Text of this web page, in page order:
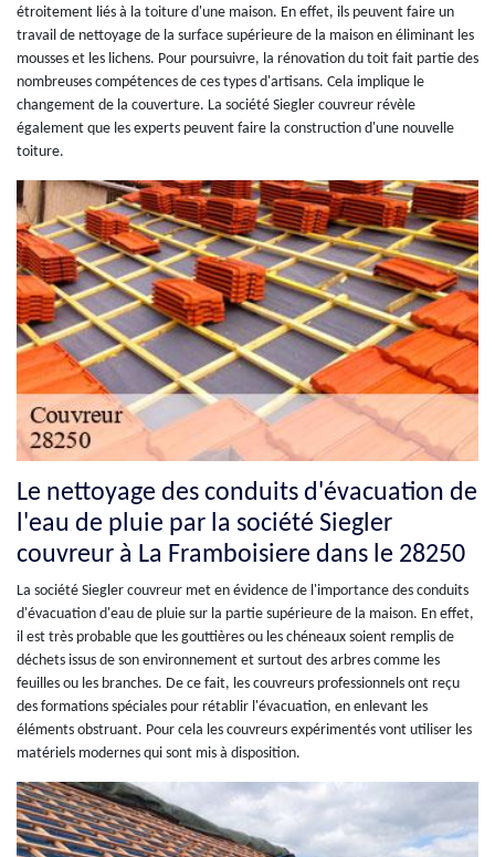
étroitement liés à la toiture d'une maison. En effet, ils peuvent faire un
travail de nettoyage de la surface supérieure de la maison en éliminant les
mousses et les lichens. Pour poursuivre, la rénovation du toit fait partie des
nombreuses compétences de ces types d'artisans. Cela implique le
changement de la couverture. La société Siegler couvreur révèle
également que les experts peuvent faire la construction d'une nouvelle
toiture.
Le nettoyage des conduits d'évacuation de
l'eau de pluie par la société Siegler
couvreur à La Framboisiere dans le 28250
La société Siegler couvreur met en évidence de l'importance des conduits
d'évacuation d'eau de pluie sur la partie supérieure de la maison. En effet,
il est très probable que les gouttières ou les chéneaux soient remplis de
déchets issus de son environnement et surtout des arbres comme les
feuilles ou les branches. De ce fait, les couvreurs professionnels ont reçu
des formations spéciales pour rétablir l'évacuation, en enlevant les
éléments obstruant. Pour cela les couvreurs expérimentés vont utiliser les
matériels modernes qui sont mis à disposition.